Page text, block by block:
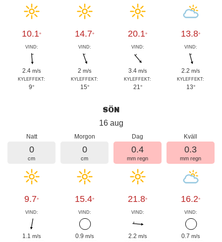
10.1°
VIND:
2.4 m/s
KYLEFFEKT:
9°
14.7°
VIND:
2 m/s
KYLEFFEKT:
15°
20.1°
VIND:
3.4 m/s
KYLEFFEKT:
21°
13.8°
VIND:
2.2 m/s
KYLEFFEKT:
13°
SÖN
16 aug
Natt
0
cm
9.7°
VIND:
1.1 m/s
Morgon
0
cm
15.4°
VIND:
0.9 m/s
Dag
0.4
mm regn
21.8°
VIND:
2.2 m/s
Kväll
0.3
mm regn
16.2°
VIND:
0.7 m/s